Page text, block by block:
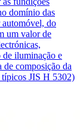
domínio das
automóvel, do
um valor de
de iluminação e
composição da
JIS H 5302)